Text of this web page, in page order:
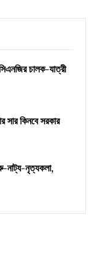
চালক-যাত্রী
কিনবে সরকার
নাট্য-নৃত্যকলা,